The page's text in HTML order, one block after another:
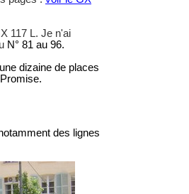
117 L. Je n'ai
N° 81 au 96.
dizaine de places
des lignes